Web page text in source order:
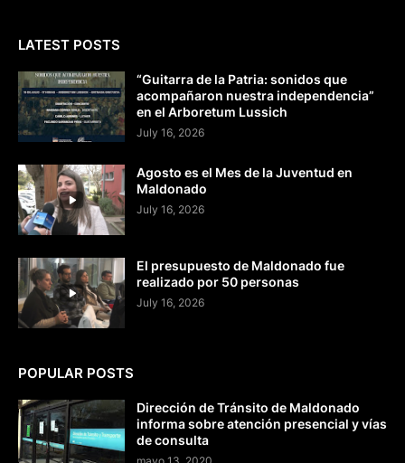
LATEST POSTS
“Guitarra de la Patria: sonidos que
acompañaron nuestra independencia”
en el Arboretum Lussich
July 16, 2026
Agosto es el Mes de la Juventud en
Maldonado
July 16, 2026
El presupuesto de Maldonado fue
realizado por 50 personas
July 16, 2026
POPULAR POSTS
Dirección de Tránsito de Maldonado
informa sobre atención presencial y vías
de consulta